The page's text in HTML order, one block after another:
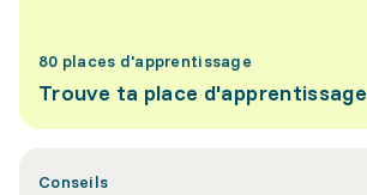
80 places d'apprentissage
Trouve ta place d'apprentissage
Conseils